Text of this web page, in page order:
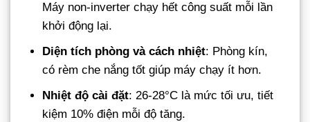
Máy non-inverter chạy hết công suất mỗi lần
khởi động lại.
Diện tích phòng và cách nhiệt: Phòng kín,
có rèm che nắng tốt giúp máy chạy ít hơn.
Nhiệt độ cài đặt: 26-28°C là mức tối ưu, tiết
kiệm 10% điện mỗi độ tăng.